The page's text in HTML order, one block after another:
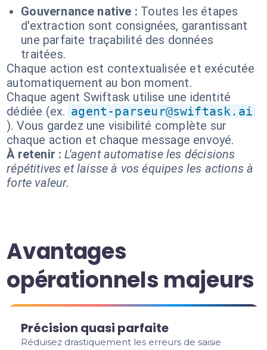
Gouvernance native : Toutes les étapes
d'extraction sont consignées, garantissant
une parfaite traçabilité des données
traitées.
Chaque action est contextualisée et exécutée
automatiquement au bon moment.
Chaque agent Swiftask utilise une identité
dédiée (ex. agent-parseur@swiftask.ai
). Vous gardez une visibilité complète sur
chaque action et chaque message envoyé.
À retenir : L'agent automatise les décisions
répétitives et laisse à vos équipes les actions à
forte valeur.
Avantages
opérationnels majeurs
Précision quasi parfaite
Réduisez drastiquement les erreurs de saisie